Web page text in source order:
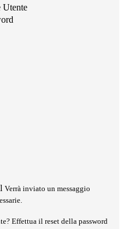
Utente
Verrà inviato un messaggio
Effettua il reset della password